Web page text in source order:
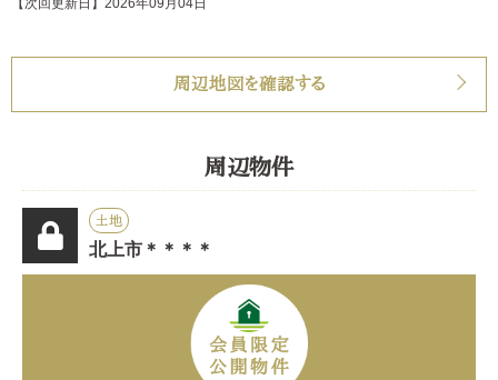
【次回更新日】2026年09月04日
周辺地図を確認する
周辺物件
土地
北上市＊＊＊＊